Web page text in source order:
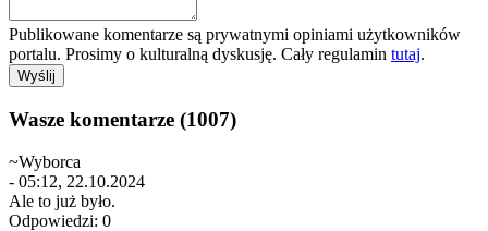
Publikowane komentarze są prywatnymi opiniami użytkowników
portalu. Prosimy o kulturalną dyskusję. Cały regulamin tutaj.
Wasze komentarze (1007)
~Wyborca
- 05:12, 22.10.2024
Ale to już było.
Odpowiedzi: 0